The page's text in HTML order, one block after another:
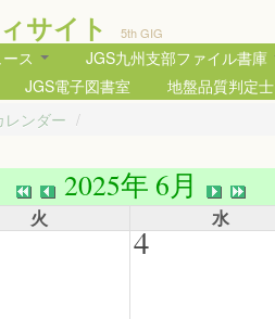
サイト 5th GIG
ス JGS九州支部ファイル書庫
JGS電子図書室 地盤品質判定士
レンダー /
2025年 6月
火 水
4